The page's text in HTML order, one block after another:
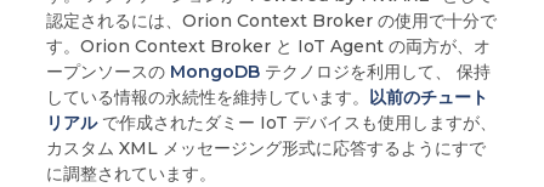
認定されるには、Orion Context Broker の使用で十分で
す。Orion Context Broker と IoT Agent の両方が、オ
ープンソースの MongoDBテクノロジを利用して、 保持
している情報の永続性を維持しています。 以前のチュート
リアルで作成されたダミー IoT デバイスも使用しますが、
カスタム XML メッセージング形式に応答するようにすで
に調整されています。